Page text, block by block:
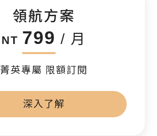
領航方案
NT 799 / 月
菁英專屬 限額訂閱
深入了解